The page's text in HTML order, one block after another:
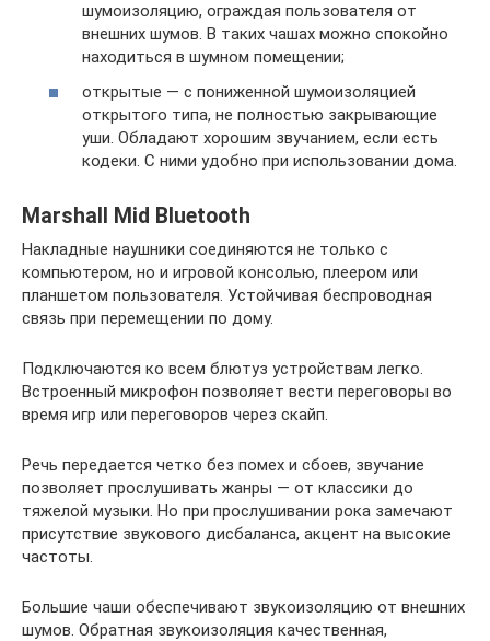
шумоизоляцию, ограждая пользователя от
внешних шумов. В таких чашах можно спокойно
находиться в шумном помещении;
открытые — с пониженной шумоизоляцией
открытого типа, не полностью закрывающие
уши. Обладают хорошим звучанием, если есть
кодеки. С ними удобно при использовании дома.
Marshall Mid Bluetooth
Накладные наушники соединяются не только с
компьютером, но и игровой консолью, плеером или
планшетом пользователя. Устойчивая беспроводная
связь при перемещении по дому.
Подключаются ко всем блютуз устройствам легко.
Встроенный микрофон позволяет вести переговоры во
время игр или переговоров через скайп.
Речь передается четко без помех и сбоев, звучание
позволяет прослушивать жанры — от классики до
тяжелой музыки. Но при прослушивании рока замечают
присутствие звукового дисбаланса, акцент на высокие
частоты.
Большие чаши обеспечивают звукоизоляцию от внешних
шумов. Обратная звукоизоляция качественная,